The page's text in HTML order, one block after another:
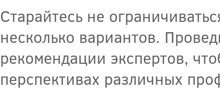
Старайтесь не
несколько вариантов.
рекомендации экспертов,
перспективах различных